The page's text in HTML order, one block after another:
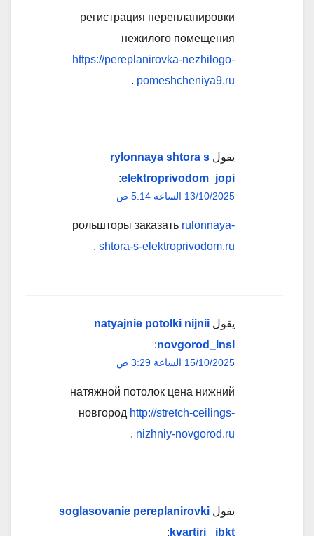
регистрация перепланировки
нежилого помещения
https://pereplanirovka-nezhilogo-
pomeshcheniya9.ru
.
يقول rylonnaya shtora s
elektroprivodom_jopi
:
13/10/2025 الساعة 5:14 ص
рольшторы заказать rulonnaya-
shtora-s-elektroprivodom.ru
.
يقول natyajnie potolki nijnii
novgorod_lnsl
:
15/10/2025 الساعة 3:29 ص
натяжной потолок цена нижний
новгород http://stretch-ceilings-
nizhniy-novgorod.ru
.
يقول soglasovanie pereplanirovki
kvartiri _ibkt
: